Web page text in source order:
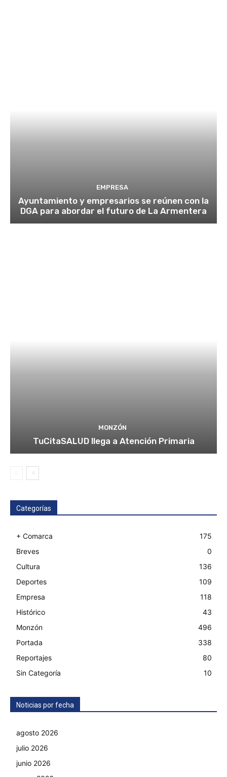
EMPRESA
Ayuntamiento y empresarios se reúnen con la
DGA para abordar el futuro de La Armentera
MONZÓN
TuCitaSALUD llega a Atención Primaria
Categorías
+ Comarca
175
Breves
0
Cultura
136
Deportes
109
Empresa
118
Histórico
43
Monzón
496
Portada
338
Reportajes
80
Sin Categoría
10
Noticias por fecha
agosto 2026
julio 2026
junio 2026